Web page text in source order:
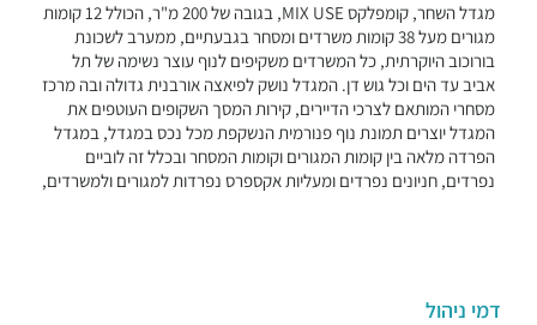
מגדל השחר, קומפלקס MIX USE, בגובה של 200 מ"ר, הכולל 12 קומות
מגורים מעל 38 קומות משרדים ומסחר בגבעתיים, ממערב לשכונת
בורוכוב היוקרתית, כל המשרדים משקיפים לנוף עוצר נשימה של תל
אביב עד הים וכל גוש דן. המגדל נושק לפיאצה אורבנית גדולה ובה מרכז
מסחרי המותאם לצרכי הדיירים, קירות המסך השקופים העוטפים את
המגדל יוצרים תמונת נוף פנורמית הנשקפת מכל נכס במגדל, במגדל
הפרדה מלאה בין קומות המגורים וקומות המסחר ובכלל זה לוביים
נפרדים, חניונים נפרדים ומעליות אקספרס נפרדות למגורים ולמשרדים,
דמי ניהול